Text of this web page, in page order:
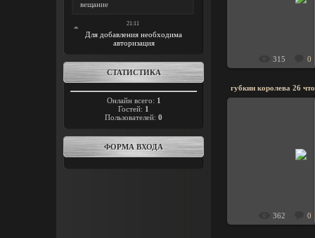
Для добавления необходима
авторизация
СТАТИСТИКА
Онлайн всего: 1
Гостей: 1
Пользователей: 0
ФОРМА ВХОДА
315 0
губкин королева 26
362 0